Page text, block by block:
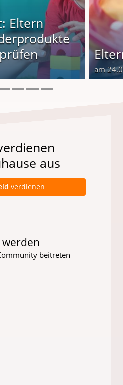
Eltern
am
aus
verdienen
werden
beitreten